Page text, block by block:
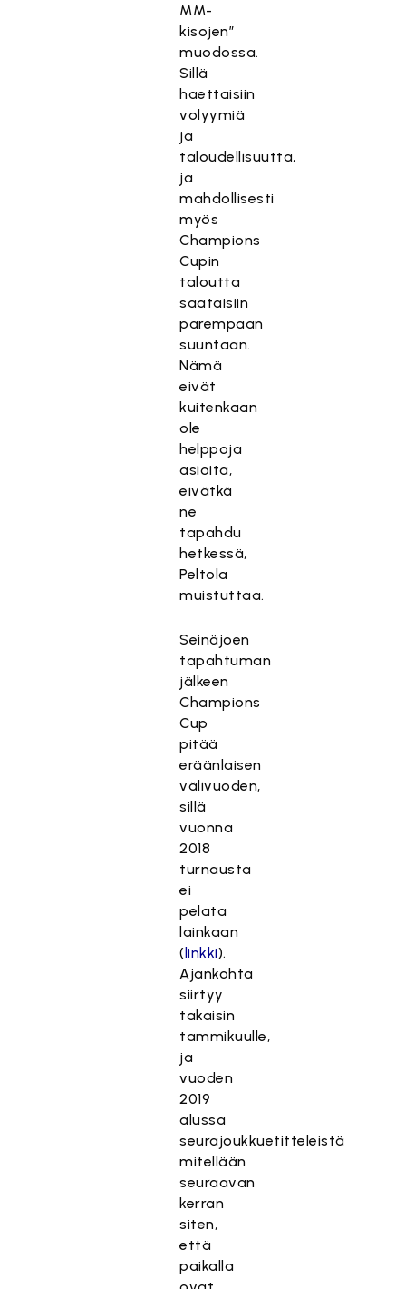
MM-
kisojen”
muodossa.
Sillä
haettaisiin
volyymiä
ja
taloudellisuutta,
ja
mahdollisesti
myös
Champions
Cupin
taloutta
saataisiin
parempaan
suuntaan.
Nämä
eivät
kuitenkaan
ole
helppoja
asioita,
eivätkä
ne
tapahdu
hetkessä,
Peltola
muistuttaa.
Seinäjoen
tapahtuman
jälkeen
Champions
Cup
pitää
eräänlaisen
välivuoden,
sillä
vuonna
2018
turnausta
ei
pelata
lainkaan
(linkki).
Ajankohta
siirtyy
takaisin
tammikuulle,
ja
vuoden
2019
alussa
seurajoukkuetitteleistä
mitellään
seuraavan
kerran
siten,
että
paikalla